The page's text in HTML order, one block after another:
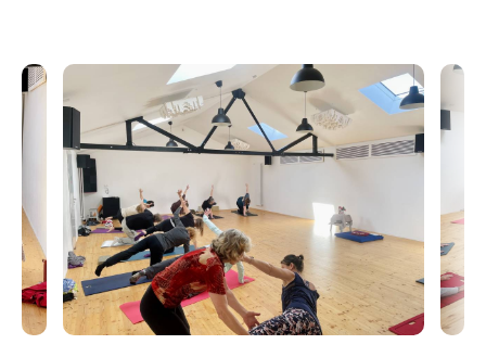
Dans une ambiance douce et apaisante, nous allons
explorer l’art de “se foutre la paix”, d’accueillir nos
ressentis sans jugement et de trouver en nous un
espace de calme et de sérénité. Laissez l’agitation
extérieure de côté et venez toucher la bienveillance
en vous.
Que vous soyez débutant ou pratiquant confirmé, cet
atelier est une belle opportunité pour se ressourcer
et se recentrer, en harmonie avec le rythme de
l’automne.